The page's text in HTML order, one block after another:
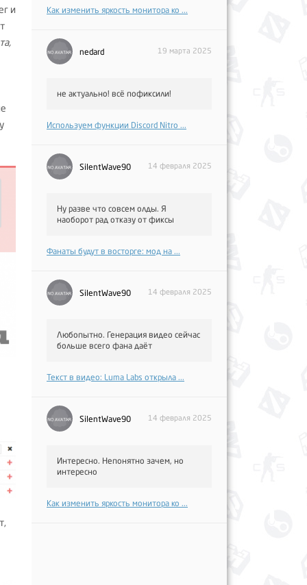
и
Как изменить яркость монитора ко ...
nedard 19 марта 2025
не актуально! всё пофиксили!
Используем функции Discord Nitro ...
SilentWave90 14 февраля 2025
Ну разве что совсем олды. Я
наоборот рад отказу от фиксы
Фанаты будут в восторге: мод на ...
SilentWave90 14 февраля 2025
Любопытно. Генерация видео сейчас
больше всего фана даёт
Текст в видео: Luma Labs открыла ...
SilentWave90 14 февраля 2025
Интересно. Непонятно зачем, но
интересно
Как изменить яркость монитора ко ...